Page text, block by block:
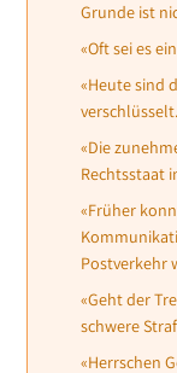
Grunde ist
«Oft sei es
«Heute sind
«Die
Rechtsstaat
«Früher
Postverkehr
«Geht der
schwere
«Herrschen